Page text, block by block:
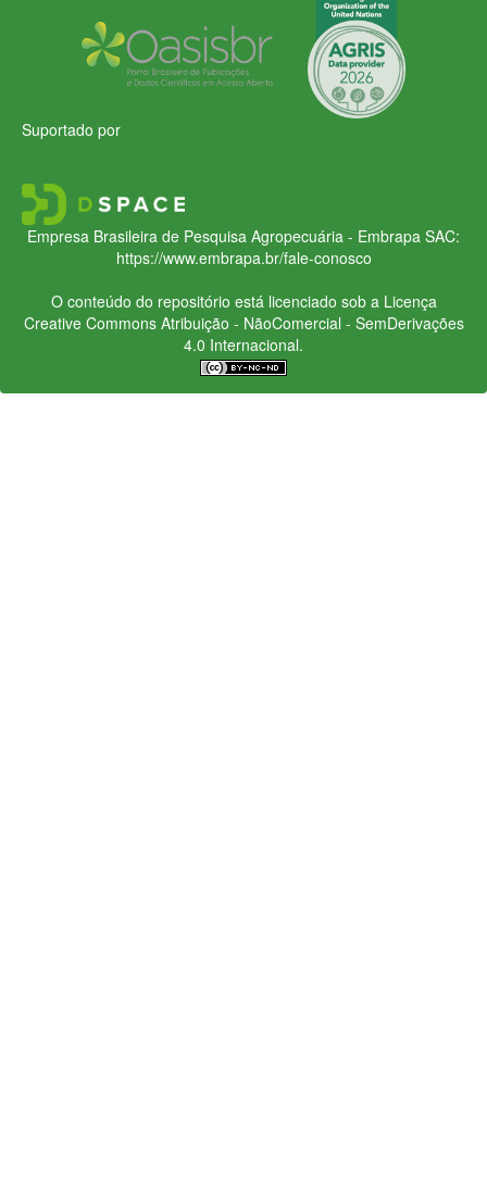
Suportado por
Empresa Brasileira de Pesquisa Agropecuária - Embrapa SAC:
https://www.embrapa.br/fale-conosco
O conteúdo do repositório está licenciado sob a Licença
Creative CommonsAtribuição - NãoComercial - SemDerivações
4.0 Internacional.